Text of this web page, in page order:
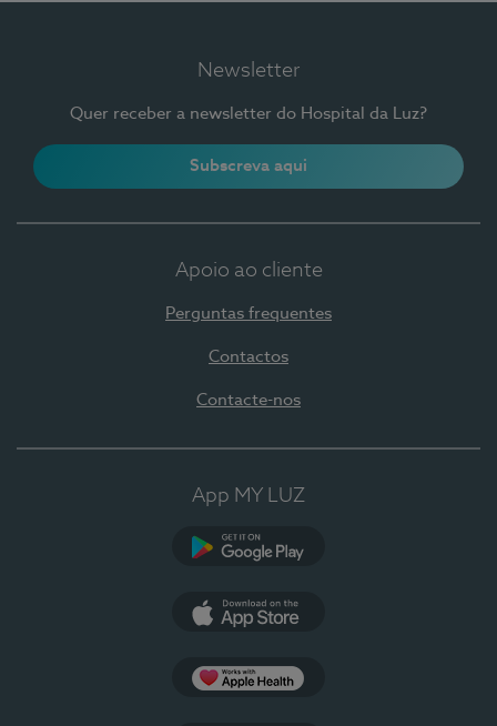
Newsletter
Quer receber a newsletter do Hospital da Luz?
Subscreva aqui
Apoio ao cliente
Perguntas frequentes
Contactos
Contacte-nos
App MY LUZ